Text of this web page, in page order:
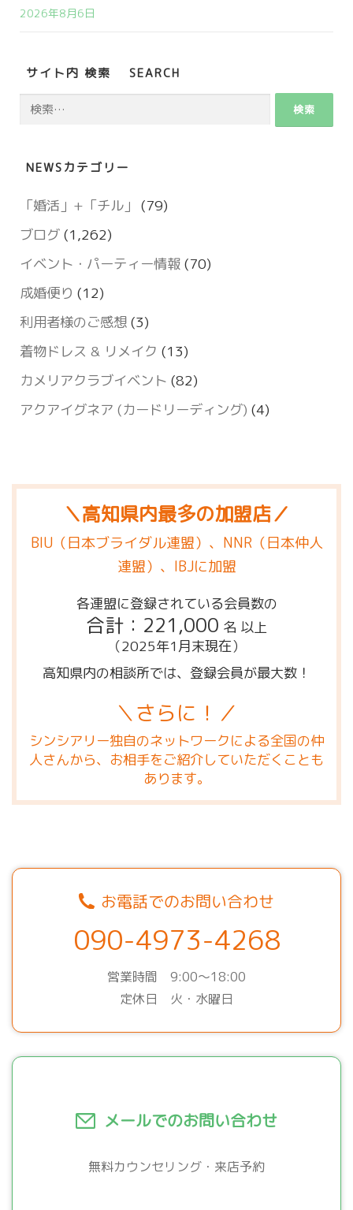
2026年8月6日
サイト内 検索 SEARCH
検
NEWSカテゴリー
「婚活」+「チル」 (79)
ブログ (1,262)
イベント・パーティー情報 (70)
成婚便り (12)
利用者様のご感想 (3)
着物ドレス & リメイク (13)
カメリアクラブイベント (82)
アクアイグネア (カードリーディング) (4)
＼高知県内最多の加盟店／
BIU（日本ブライダル連盟）、NNR（日本仲人
連盟）、IBJに加盟
各連盟に登録されている会員数の
合計：221,000 名 以上
（2025年1月末現在）
高知県内の相談所では、登録会員が最大数！
＼さらに！／
シンシアリー独自のネットワークによる全国の仲
人さんから、お相手をご紹介していただくことも
あります。
お電話でのお問い合わせ
090-4973-4268
営業時間 9:00～18:00
定休日 火・水曜日
メールでのお問い合わせ
無料カウンセリング・来店予約